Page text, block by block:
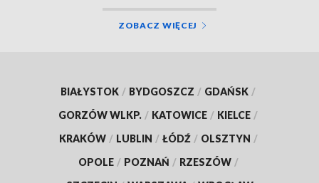
ZOBACZ WIĘCEJ
BIAŁYSTOK / BYDGOSZCZ / GDAŃSK /
GORZÓW WLKP. / KATOWICE / KIELCE /
KRAKÓW / LUBLIN / ŁÓDŹ / OLSZTYN /
OPOLE / POZNAŃ / RZESZÓW /